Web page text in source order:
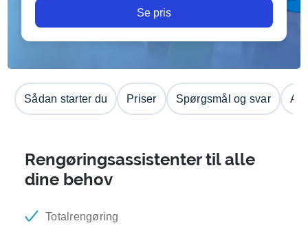
Se pris
Sådan starter du Priser Spørgsmål og svar
Rengøringsassistenter til alle
dine behov
Totalrengøring